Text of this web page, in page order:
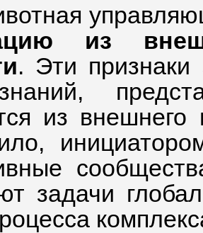
из
. Эти
из
задачи